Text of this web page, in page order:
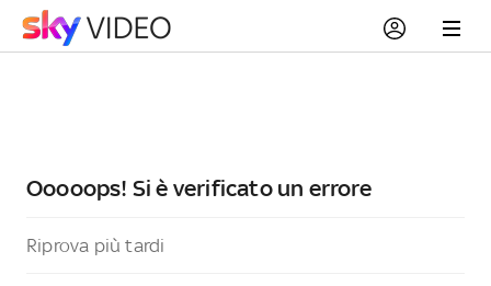
Ooooops! Si è verificato un errore
Riprova più tardi